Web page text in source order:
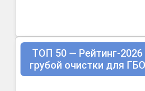
ТОП 50 — Рейтинг-
грубой очистки для